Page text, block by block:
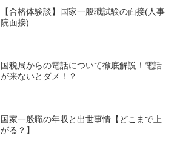
【合格体験談】国家一般職試験の面接(人事
院面接)
国税局からの電話について徹底解説！電話
が来ないとダメ！？
国家一般職の年収と出世事情【どこまで上
がる？】